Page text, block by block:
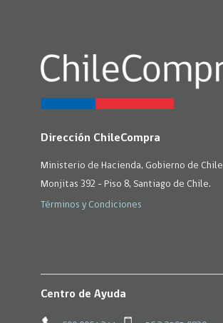
Dirección ChileCompra
Ministerio de Hacienda, Gobierno de Chile
Monjitas 392 - Piso 8, Santiago de Chile.
Términos y Condiciones
Centro de Ayuda